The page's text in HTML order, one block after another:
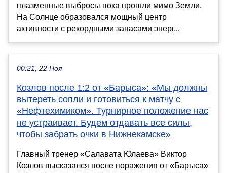
плазменные выбросы пока прошли мимо Земли.
На Солнце образовался мощный центр
активности с рекордными запасами энерг...
00:21, 22 Ноя
Козлов после 1:2 от «Барыса»: «Мы должны
вытереть сопли и готовиться к матчу с
«Нефтехимиком». Турнирное положение нас
не устраивает. Будем отдавать все силы,
чтобы забрать очки в Нижнекамске»
Главный тренер «Салавата Юлаева» Виктор
Козлов высказался после поражения от «Барыса»